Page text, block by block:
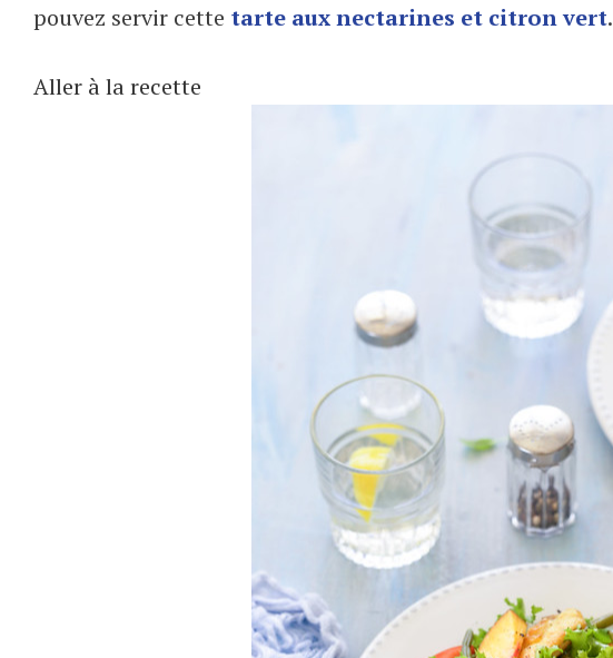
pouvez servir cette tarte aux nectarines et citron vert.
Aller à la recette